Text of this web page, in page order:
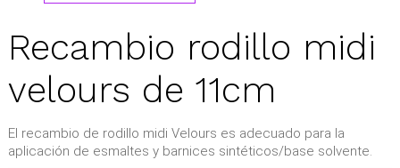
Recambio rodillo midi
velours de 11cm
El recambio de rodillo midi Velours es adecuado para la
aplicación de esmaltes y barnices sintéticos/base solvente.